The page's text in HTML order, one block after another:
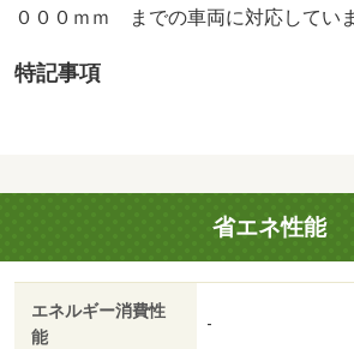
０００ｍｍ までの車両に対応してい
特記事項
省エネ性能
エネルギー消費性
能
-